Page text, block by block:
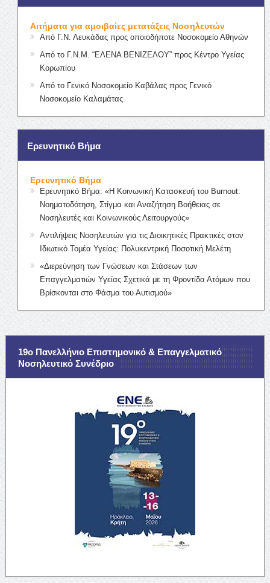
Αιτήματα για αμοιβαίες μετατάξεις Νοσηλευτών
Από Γ.Ν. Λευκάδας προς οποιοδήποτε Νοσοκομείο Αθηνών
Από το Γ.Ν.Μ. “ΕΛΕΝΑ ΒΕΝΙΖΕΛΟΥ” προς Κέντρο Υγείας
Κορωπίου
Από το Γενικό Νοσοκομείο Καβάλας προς Γενικό
Νοσοκομείο Καλαμάτας
Ερευνητικό Βήμα
Ερευνητικό Βήμα
Ερευνητικό Βήμα: «Η Κοινωνική Κατασκευή του Burnout:
Νοηματοδότηση, Στίγμα και Αναζήτηση Βοήθειας σε
Νοσηλευτές και Κοινωνικούς Λειτουργούς»
Αντιλήψεις Νοσηλευτών για τις Διοικητικές Πρακτικές στον
Ιδιωτικό Τομέα Υγείας: Πολυκεντρική Ποσοτική Μελέτη
«Διερεύνηση των Γνώσεων και Στάσεων των
Επαγγελματιών Υγείας Σχετικά με τη Φροντίδα Ατόμων που
Βρίσκονται στο Φάσμα του Αυτισμού»
19ο Πανελλήνιο Επιστημονικό & Επαγγελματικό
Νοσηλευτικό Συνέδριο